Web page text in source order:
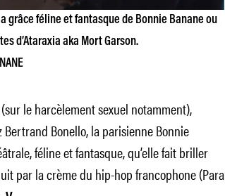
grâce féline et fantasque de Bonnie Banane ou
d’Ataraxia aka Mort Garson.
le harcèlement sexuel notamment),
Bonello, la parisienne Bonnie
féline et fantasque, qu’elle fait briller
par la crème du hip-hop francophone (Para